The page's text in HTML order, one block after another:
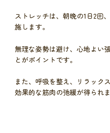
ストレッチは、朝晩の1日2回
施します。
無理な姿勢は避け、心地よい
とがポイントです。
また、呼吸を整え、リラック
効果的な筋肉の弛緩が得られま